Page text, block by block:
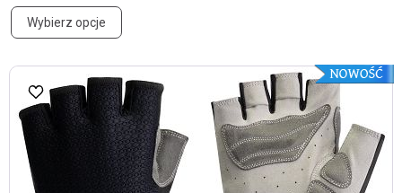
Wybierz opcje